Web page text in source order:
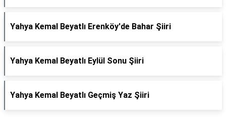
Yahya Kemal Beyatlı Erenköy'de Bahar Şiiri
Yahya Kemal Beyatlı Eylül Sonu Şiiri
Yahya Kemal Beyatlı Geçmiş Yaz Şiiri